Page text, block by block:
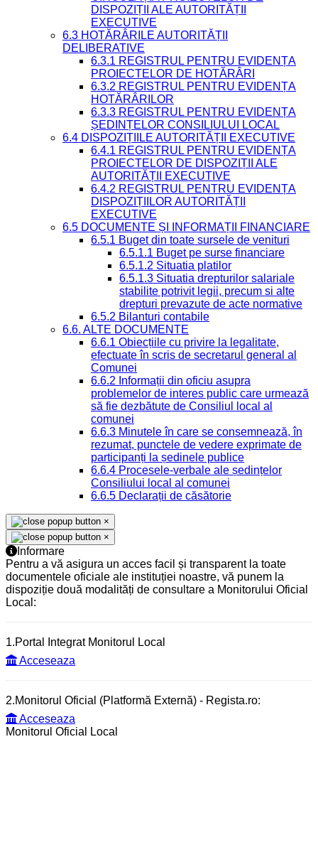
DISPOZIȚII ALE AUTORITĂȚII
EXECUTIVE
6.3 HOTĂRÂRILE AUTORITĂȚII
DELIBERATIVE
6.3.1 REGISTRUL PENTRU EVIDENȚA
PROIECTELOR DE HOTĂRÂRI
6.3.2 REGISTRUL PENTRU EVIDENȚA
HOTĂRÂRILOR
6.3.3 REGISTRUL PENTRU EVIDENȚA
ȘEDINȚELOR CONSILIULUI LOCAL
6.4 DISPOZIȚIILE AUTORITĂȚII EXECUTIVE
6.4.1 REGISTRUL PENTRU EVIDENȚA
PROIECTELOR DE DISPOZIȚII ALE
AUTORITĂȚII EXECUTIVE
6.4.2 REGISTRUL PENTRU EVIDENȚA
DISPOZIȚIILOR AUTORITĂȚII
EXECUTIVE
6.5 DOCUMENTE ȘI INFORMAȚII FINANCIARE
6.5.1 Buget din toate sursele de venituri
6.5.1.1 Buget pe surse financiare
6.5.1.2 Situatia platilor
6.5.1.3 Situatia drepturilor salariale
stabilite potrivit legii, precum si alte
drepturi prevazute de acte normative
6.5.2 Bilanturi contabile
6.6. ALTE DOCUMENTE
6.6.1 Obiecțiile cu privire la legalitate,
efectuate în scris de secretarul general al
Comunei
6.6.2 Informații din oficiu asupra
problemelor de interes public care urmează
să fie dezbătute de Consiliul local al
comunei
6.6.3 Minutele în care se consemnează, în
rezumat, punctele de vedere exprimate de
participanți la ședinele publice
6.6.4 Procesele-verbale ale ședințelor
Consiliului local al comunei
6.6.5 Declarații de căsătorie
×
×
Informare
Pentru a vă asigura un acces facil și transparent la toate
documentele oficiale ale instituției noastre, vă punem la
dispoziție două modalități de consultare a Monitorului Oficial
Local:
1.Portal Integrat Monitorul Local
Acceseaza
2.Monitorul Oficial (Platformă Externă) - Regista.ro:
Acceseaza
Monitorul Oficial Local